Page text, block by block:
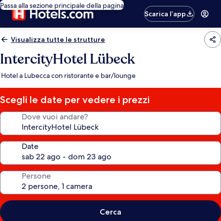
Passa alla sezione principale della pagina
Scarica l’app
Visualizza tutte le strutture
IntercityHotel Lübeck
Hotel a Lubecca con ristorante e bar/lounge
Scegli le date per vedere i prezzi
Dove vuoi andare?
Date
Persone
Cerca